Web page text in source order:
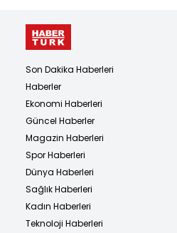
Son Dakika Haberleri
Haberler
Ekonomi Haberleri
Güncel Haberler
Magazin Haberleri
Spor Haberleri
Dünya Haberleri
Sağlık Haberleri
Kadın Haberleri
Teknoloji Haberleri